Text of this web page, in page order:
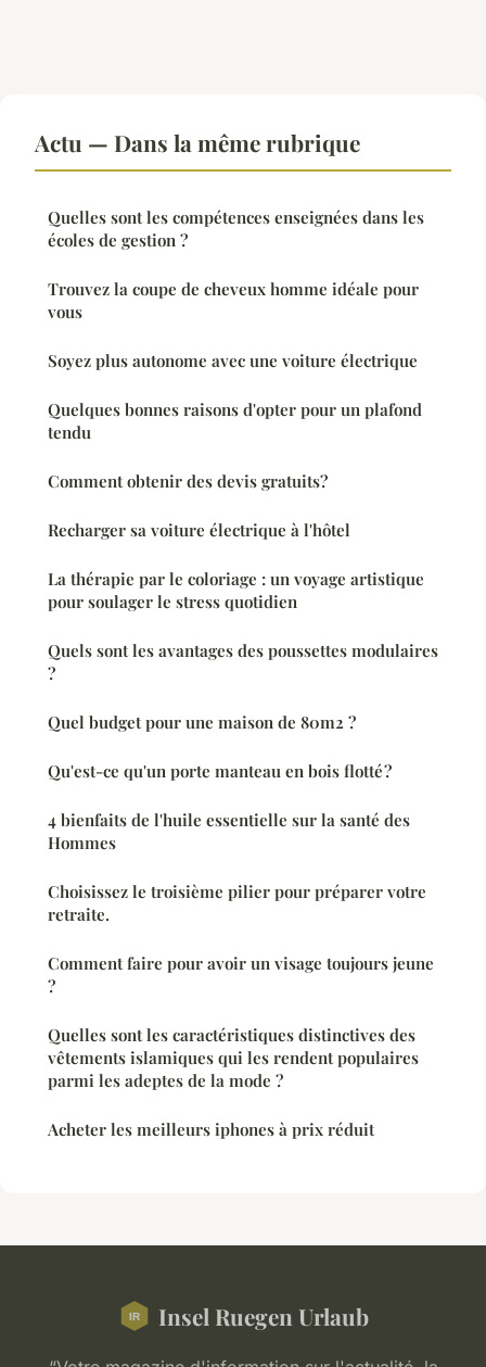
Actu — Dans la même rubrique
Quelles sont les compétences enseignées dans les
écoles de gestion ?
Trouvez la coupe de cheveux homme idéale pour
vous
Soyez plus autonome avec une voiture électrique
Quelques bonnes raisons d'opter pour un plafond
tendu
Comment obtenir des devis gratuits?
Recharger sa voiture électrique à l'hôtel
La thérapie par le coloriage : un voyage artistique
pour soulager le stress quotidien
Quels sont les avantages des poussettes modulaires
?
Quel budget pour une maison de 80m2 ?
Qu'est-ce qu'un porte manteau en bois flotté ?
4 bienfaits de l'huile essentielle sur la santé des
Hommes
Choisissez le troisième pilier pour préparer votre
retraite.
Comment faire pour avoir un visage toujours jeune
?
Quelles sont les caractéristiques distinctives des
vêtements islamiques qui les rendent populaires
parmi les adeptes de la mode ?
Acheter les meilleurs iphones à prix réduit
Insel Ruegen Urlaub